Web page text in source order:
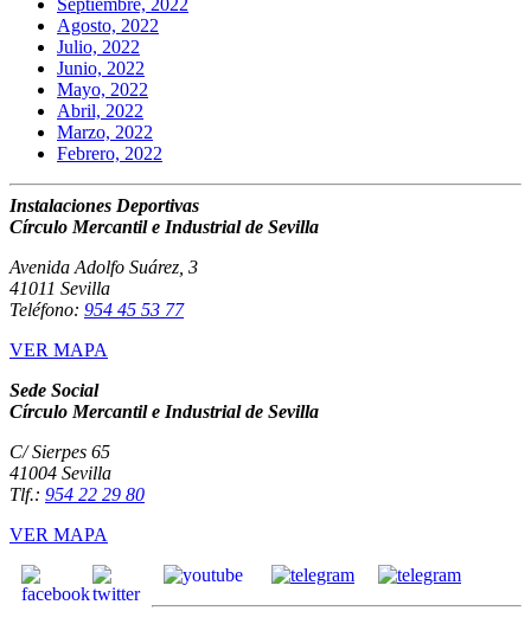
Agosto, 2022
Julio, 2022
Junio, 2022
Mayo, 2022
Abril, 2022
Marzo, 2022
Febrero, 2022
Instalaciones Deportivas
Círculo Mercantil e Industrial de Sevilla
Avenida Adolfo Suárez, 3
41011 Sevilla
Teléfono: 954 45 53 77
VER MAPA
Sede Social
Círculo Mercantil e Industrial de Sevilla
C/ Sierpes 65
41004 Sevilla
Tlf.: 954 22 29 80
VER MAPA